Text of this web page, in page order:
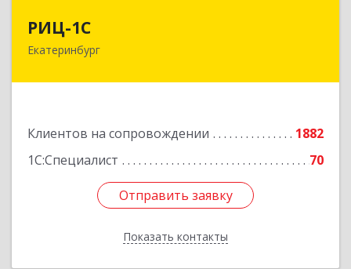
РИЦ-1С
Екатеринбург
Клиентов на сопровождении
1882
1С:Специалист
70
Отправить заявку
Показать контакты
620102, Свердловская обл, Екатеринбург г,
Отправить заявку
Назад